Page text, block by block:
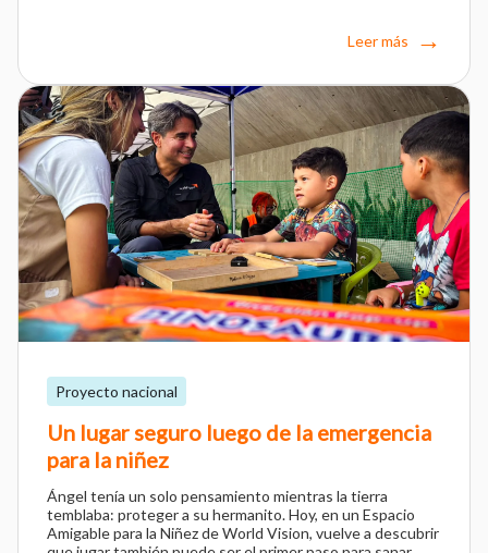
Leer más
Proyecto nacional
Un lugar seguro luego de la emergencia
para la niñez
Ángel tenía un solo pensamiento mientras la tierra
temblaba: proteger a su hermanito. Hoy, en un Espacio
Amigable para la Niñez de World Vision, vuelve a descubrir